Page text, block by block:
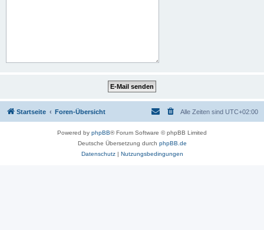
Startseite Foren-Übersicht Alle Zeiten sind UTC+02:00
Powered by phpBB® Forum Software © phpBB Limited
Deutsche Übersetzung durch phpBB.de
Datenschutz| Nutzungsbedingungen